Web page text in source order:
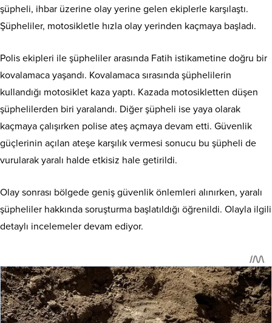
şüpheli, ihbar üzerine olay yerine gelen ekiplerle karşılaştı.
Şüpheliler, motosikletle hızla olay yerinden kaçmaya başladı.
Polis ekipleri ile şüpheliler arasında Fatih istikametine doğru bir
kovalamaca yaşandı. Kovalamaca sırasında şüphelilerin
kullandığı motosiklet kaza yaptı. Kazada motosikletten düşen
şüphelilerden biri yaralandı. Diğer şüpheli ise yaya olarak
kaçmaya çalışırken polise ateş açmaya devam etti. Güvenlik
güçlerinin açılan ateşe karşılık vermesi sonucu bu şüpheli de
vurularak yaralı halde etkisiz hale getirildi.
Olay sonrası bölgede geniş güvenlik önlemleri alınırken, yaralı
şüpheliler hakkında soruşturma başlatıldığı öğrenildi. Olayla ilgili
detaylı incelemeler devam ediyor.